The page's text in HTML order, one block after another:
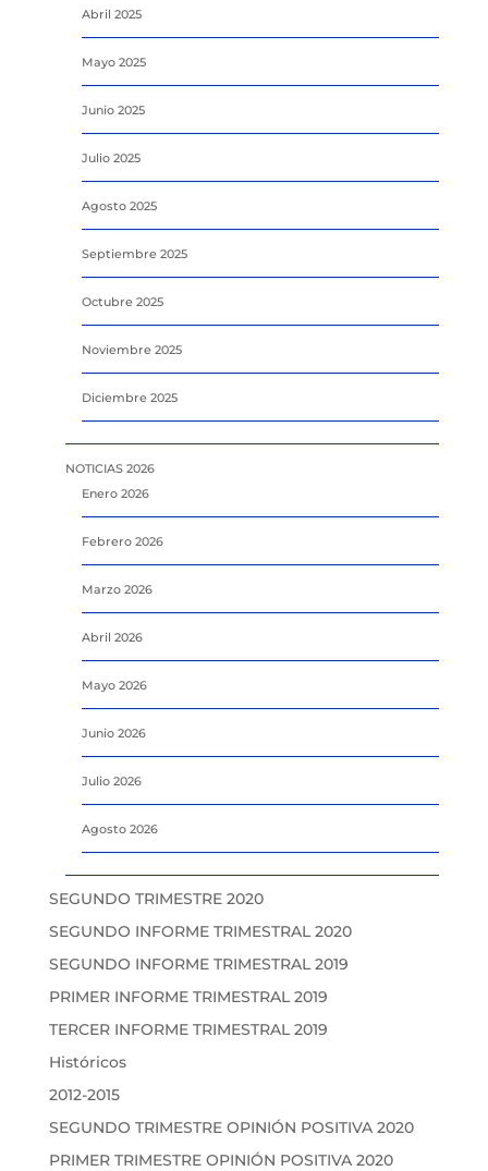
Abril 2025
Mayo 2025
Junio 2025
Julio 2025
Agosto 2025
Septiembre 2025
Octubre 2025
Noviembre 2025
Diciembre 2025
NOTICIAS 2026
Enero 2026
Febrero 2026
Marzo 2026
Abril 2026
Mayo 2026
Junio 2026
Julio 2026
Agosto 2026
SEGUNDO TRIMESTRE 2020
SEGUNDO INFORME TRIMESTRAL 2020
SEGUNDO INFORME TRIMESTRAL 2019
PRIMER INFORME TRIMESTRAL 2019
TERCER INFORME TRIMESTRAL 2019
Históricos
2012-2015
SEGUNDO TRIMESTRE OPINIÓN POSITIVA 2020
PRIMER TRIMESTRE OPINIÓN POSITIVA 2020